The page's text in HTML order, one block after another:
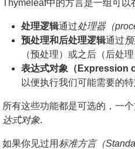
Thymeleaf中的方言是一组可
处理逻辑通过处理器（
预处理和后处理逻辑通过
（预处理）或之后（后处
表达式对象（Expression
以便执行我们可能需要的
所有这些功能都是可选的，一
达式对象.
如果你见过用标准方言（